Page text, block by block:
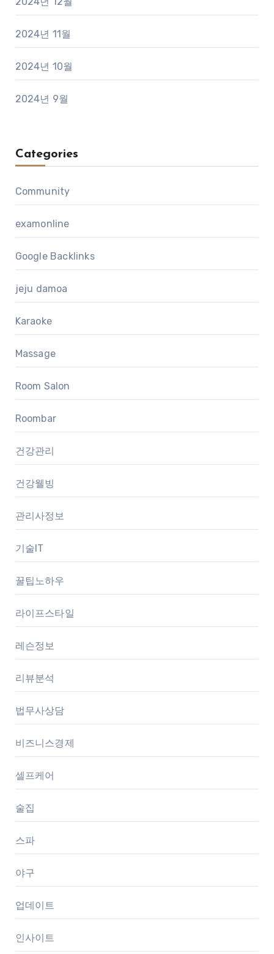
2024년 11월
2024년 10월
2024년 9월
Categories
Community
examonline
Google Backlinks
jeju damoa
Karaoke
Massage
Room Salon
Roombar
건강관리
건강웰빙
관리사정보
기술IT
꿀팁노하우
라이프스타일
레슨정보
리뷰분석
법무사상담
비즈니스경제
셀프케어
술집
스파
야구
업데이트
인사이트